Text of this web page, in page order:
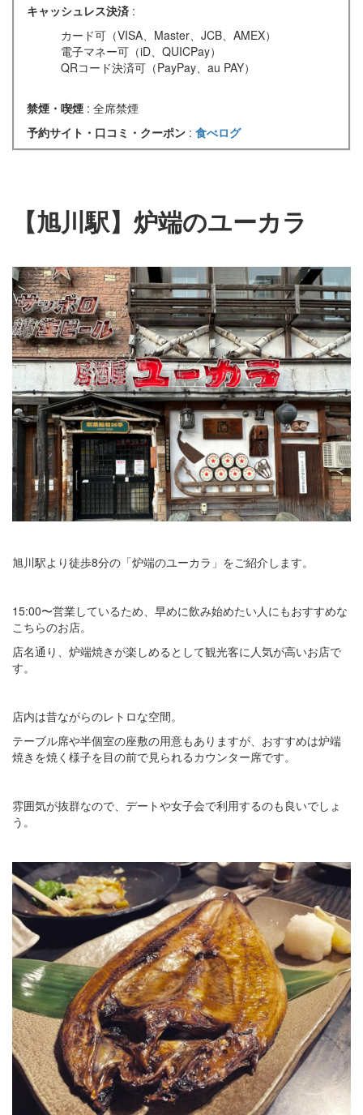
キャッシュレス決済 :
カード可（VISA、Master、JCB、AMEX）
電子マネー可（iD、QUICPay）
QRコード決済可（PayPay、au PAY）
禁煙・喫煙 : 全席禁煙
予約サイト・口コミ・クーポン : 食べログ
【旭川駅】炉端のユーカラ
旭川駅より徒歩8分の「炉端のユーカラ」をご紹介します。
15:00〜営業しているため、早めに飲み始めたい人にもおすすめな
こちらのお店。
店名通り、炉端焼きが楽しめるとして観光客に人気が高いお店で
す。
店内は昔ながらのレトロな空間。
テーブル席や半個室の座敷の用意もありますが、おすすめは炉端
焼きを焼く様子を目の前で見られるカウンター席です。
雰囲気が抜群なので、デートや女子会で利用するのも良いでしょ
う。